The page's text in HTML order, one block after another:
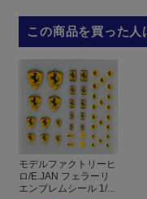
この商品を買った
モデルファクトリーヒ
ロ/E.JAN フェラーリ
エンブレムシール 1/...